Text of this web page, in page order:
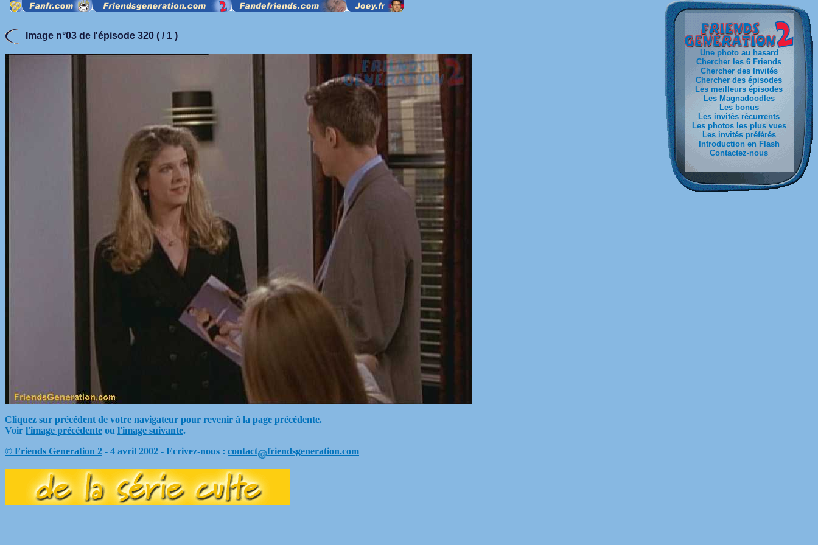
Une photo au hasard
Chercher les 6 Friends
Chercher des Invités
Chercher des épisodes
Les meilleurs épisodes
Les Magnadoodles
Les bonus
Les invités récurrents
Les photos les plus vues
Les invités préférés
Introduction en Flash
Contactez-nous
Image n°03 de l'épisode 320 ( / 1 )
Cliquez sur précédent de votre navigateur pour revenir à la page précédente.
Voir l'image précédente ou l'image suivante.
© Friends Generation 2 - 4 avril 2002 - Ecrivez-nous : contact friendsgeneration.com